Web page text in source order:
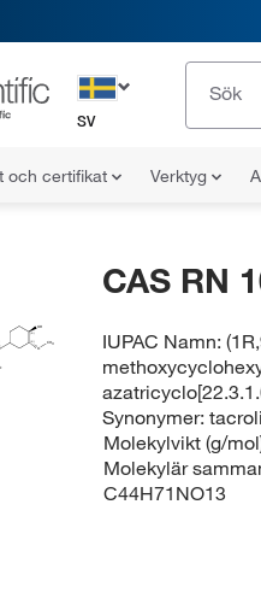
SV
och certifikat Verktyg
CH
O
(R)
OH
CAS RN
IUPAC Namn:
Synonymer:
Molekylvikt (g/
Molekylär
C44H71NO13